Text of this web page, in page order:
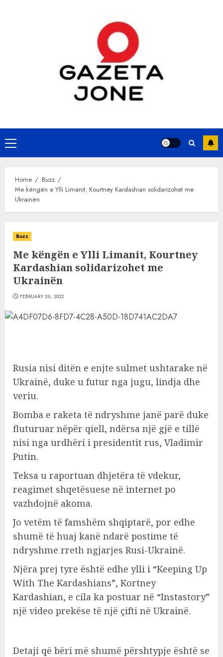
Primary
Menu
Home
Buzz
Me këngën e Ylli Limanit, Kourtney Kardashian solidarizohet me
Ukrainën
Buzz
Me këngën e Ylli Limanit, Kourtney
Kardashian solidarizohet me
Ukrainën
FEBRUARY 26, 2022
Rusia nisi ditën e enjte sulmet ushtarake në
Ukrainë, duke u futur nga jugu, lindja dhe
veriu.
Bomba e raketa të ndryshme janë parë duke
fluturuar nëpër qiell, ndërsa një gjë e tillë
nisi nga urdhëri i presidentit rus, Vladimir
Putin.
Teksa u raportuan dhjetëra të vdekur,
reagimet shqetësuese në internet po
vazhdojnë akoma.
Jo vetëm të famshëm shqiptarë, por edhe
shumë të huaj kanë ndarë postime të
ndryshme rreth ngjarjes Rusi-Ukrainë.
Njëra prej tyre është edhe ylli i “Keeping Up
With The Kardashians”, Kortney
Kardashian, e cila ka postuar në “Instastory”
një video prekëse të një çifti në Ukrainë.
Detaji që bëri më shumë përshtypje është se